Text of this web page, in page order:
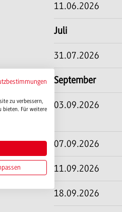
11.06.2026
Juli
31.07.2026
September
03.09.2026
07.09.2026
11.09.2026
18.09.2026
zu verbessern,
bieten. Für weitere